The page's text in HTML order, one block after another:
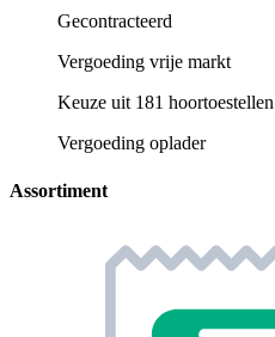
Gecontracteerd
Vergoeding vrije markt
Keuze uit 181 hoortoestellen
Vergoeding oplader
Assortiment